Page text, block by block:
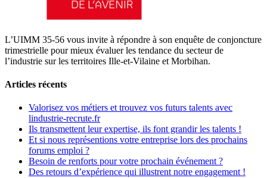
L’UIMM 35-56 vous invite à répondre à son enquête de conjoncture
trimestrielle pour mieux évaluer les tendance du secteur de
l’industrie sur les territoires Ille-et-Vilaine et Morbihan.
Articles récents
Valorisez vos métiers et trouvez vos futurs talents avec
lindustrie-recrute.fr
Ils transmettent leur expertise, ils font grandir les talents !
Et si nous représentions votre entreprise lors des prochains
forums emploi ?
Besoin de renforts pour votre prochain événement ?
Des retours d’expérience qui illustrent notre engagement !